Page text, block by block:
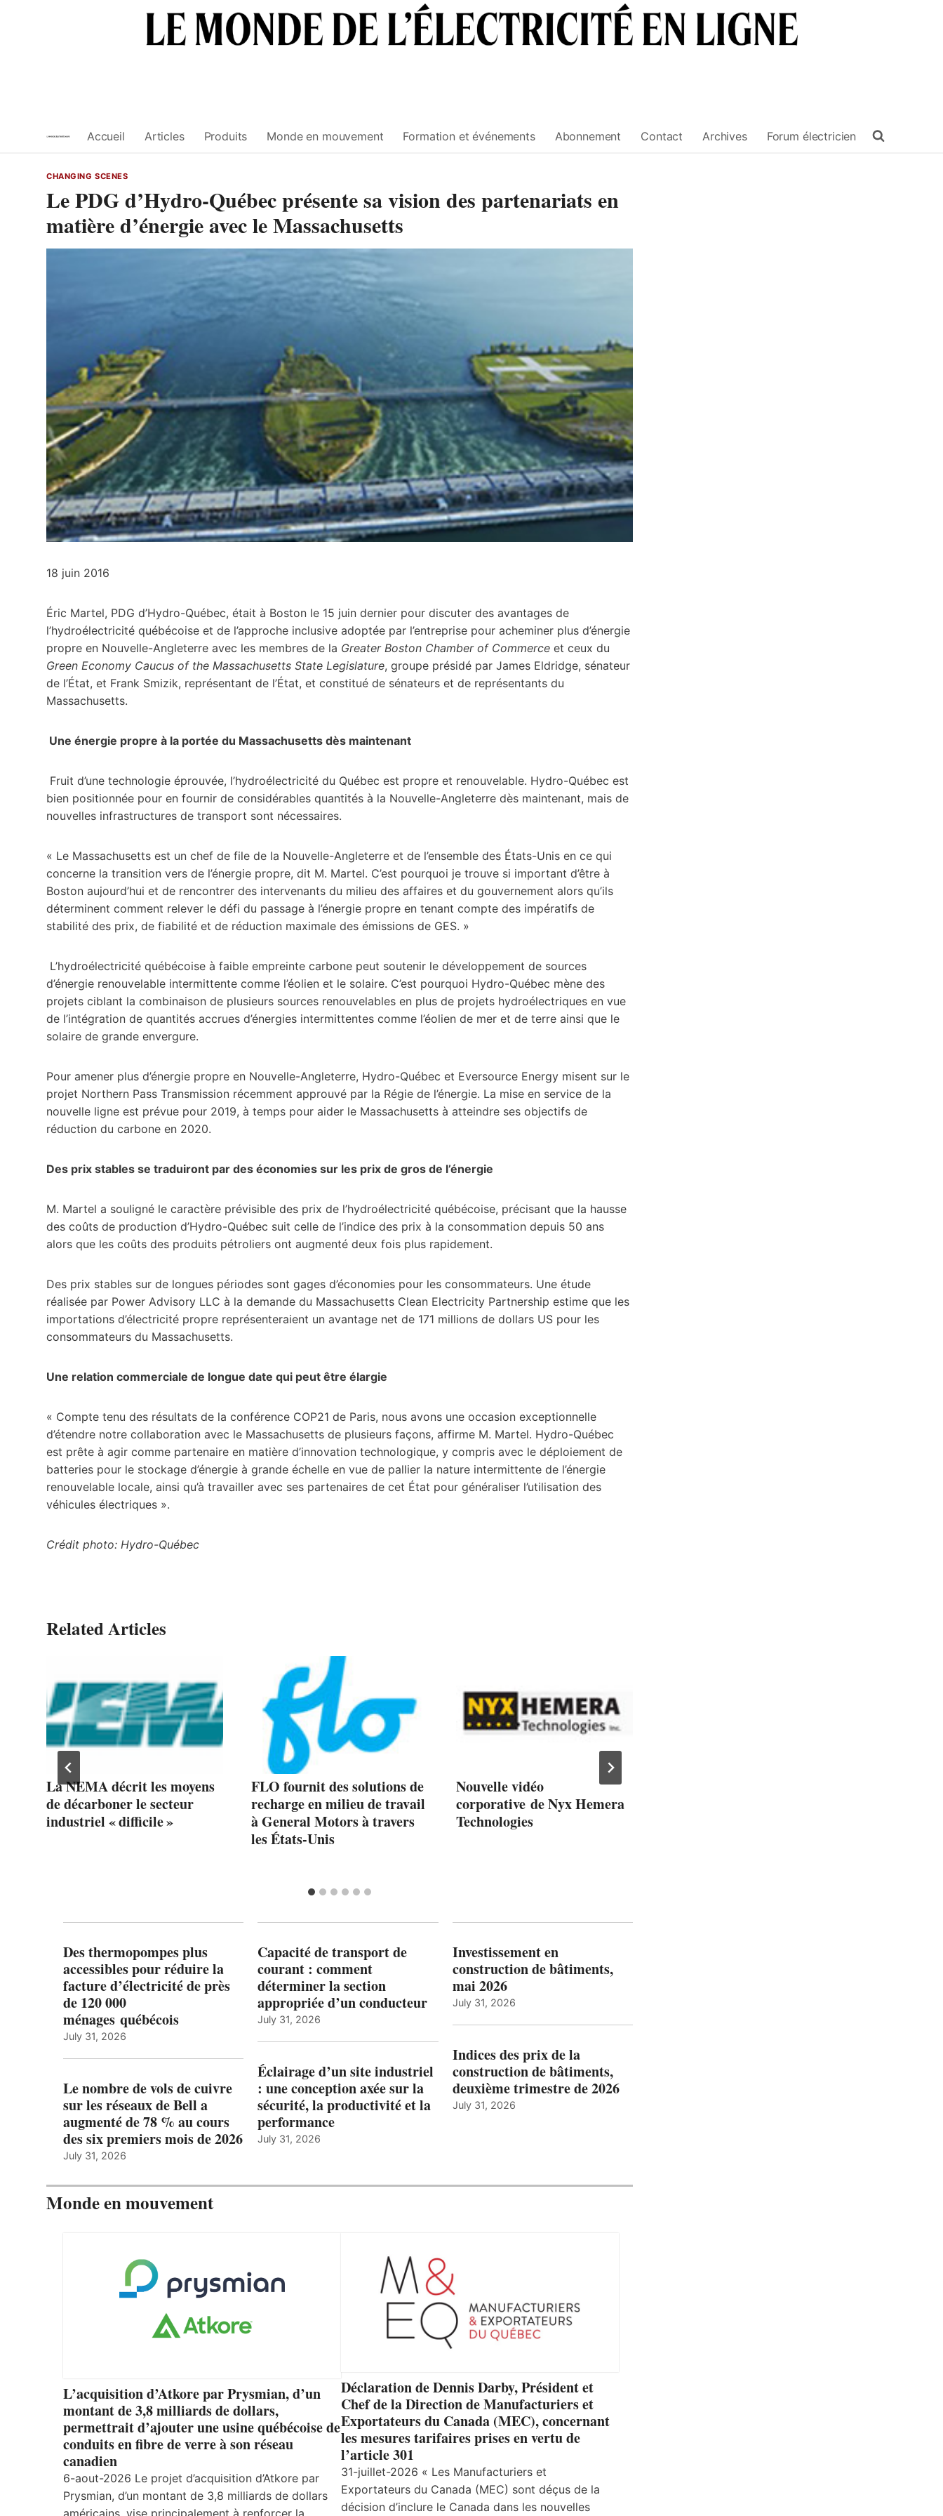
Accueil Articles Produits Monde en mouvement Formation et événements Abonnement Contact Archives Forum électricien
CHANGING SCENES
Le PDG d’Hydro-Québec présente sa vision des partenariats en
matière d’énergie avec le Massachusetts
18 juin 2016
Éric Martel, PDG d’Hydro-Québec, était à Boston le 15 juin dernier pour discuter des avantages de
l’hydroélectricité québécoise et de l’approche inclusive adoptée par l’entreprise pour acheminer plus d’énergie
propre en Nouvelle-Angleterre avec les membres de la Greater Boston Chamber of Commerce et ceux du
Green Economy Caucus of the Massachusetts State Legislature, groupe présidé par James Eldridge, sénateur
de l’État, et Frank Smizik, représentant de l’État, et constitué de sénateurs et de représentants du
Massachusetts.
Une énergie propre à la portée du Massachusetts dès maintenant
Fruit d’une technologie éprouvée, l’hydroélectricité du Québec est propre et renouvelable. Hydro-Québec est
bien positionnée pour en fournir de considérables quantités à la Nouvelle-Angleterre dès maintenant, mais de
nouvelles infrastructures de transport sont nécessaires.
« Le Massachusetts est un chef de file de la Nouvelle-Angleterre et de l’ensemble des États-Unis en ce qui
concerne la transition vers de l’énergie propre, dit M. Martel. C’est pourquoi je trouve si important d’être à
Boston aujourd’hui et de rencontrer des intervenants du milieu des affaires et du gouvernement alors qu’ils
déterminent comment relever le défi du passage à l’énergie propre en tenant compte des impératifs de
stabilité des prix, de fiabilité et de réduction maximale des émissions de GES. »
L’hydroélectricité québécoise à faible empreinte carbone peut soutenir le développement de sources
d’énergie renouvelable intermittente comme l’éolien et le solaire. C’est pourquoi Hydro-Québec mène des
projets ciblant la combinaison de plusieurs sources renouvelables en plus de projets hydroélectriques en vue
de l’intégration de quantités accrues d’énergies intermittentes comme l’éolien de mer et de terre ainsi que le
solaire de grande envergure.
Pour amener plus d’énergie propre en Nouvelle-Angleterre, Hydro-Québec et Eversource Energy misent sur le
projet Northern Pass Transmission récemment approuvé par la Régie de l’énergie. La mise en service de la
nouvelle ligne est prévue pour 2019, à temps pour aider le Massachusetts à atteindre ses objectifs de
réduction du carbone en 2020.
Des prix stables se traduiront par des économies sur les prix de gros de l’énergie
M. Martel a souligné le caractère prévisible des prix de l’hydroélectricité québécoise, précisant que la hausse
des coûts de production d’Hydro-Québec suit celle de l’indice des prix à la consommation depuis 50 ans
alors que les coûts des produits pétroliers ont augmenté deux fois plus rapidement.
Des prix stables sur de longues périodes sont gages d’économies pour les consommateurs. Une étude
réalisée par Power Advisory LLC à la demande du Massachusetts Clean Electricity Partnership estime que les
importations d’électricité propre représenteraient un avantage net de 171 millions de dollars US pour les
consommateurs du Massachusetts.
Une relation commerciale de longue date qui peut être élargie
« Compte tenu des résultats de la conférence COP21 de Paris, nous avons une occasion exceptionnelle
d’étendre notre collaboration avec le Massachusetts de plusieurs façons, affirme M. Martel. Hydro-Québec
est prête à agir comme partenaire en matière d’innovation technologique, y compris avec le déploiement de
batteries pour le stockage d’énergie à grande échelle en vue de pallier la nature intermittente de l’énergie
renouvelable locale, ainsi qu’à travailler avec ses partenaires de cet État pour généraliser l’utilisation des
véhicules électriques ».
Crédit photo: Hydro-Québec
Related Articles
La NEMA décrit les moyens
de décarboner le secteur
industriel « difficile »
FLO fournit des solutions de
recharge en milieu de travail
à General Motors à travers
les États-Unis
Nouvelle vidéo
corporative de Nyx Hemera
Technologies
Des thermopompes plus
accessibles pour réduire la
facture d’électricité de près
de 120 000
ménages québécois
July 31, 2026
Le nombre de vols de cuivre
sur les réseaux de Bell a
augmenté de 78 % au cours
des six premiers mois de 2026
July 31, 2026
Capacité de transport de
courant : comment
déterminer la section
appropriée d’un conducteur
July 31, 2026
Éclairage d’un site industriel
: une conception axée sur la
sécurité, la productivité et la
performance
July 31, 2026
Investissement en
construction de bâtiments,
mai 2026
July 31, 2026
Indices des prix de la
construction de bâtiments,
deuxième trimestre de 2026
July 31, 2026
Monde en mouvement
L’acquisition d’Atkore par Prysmian, d’un
montant de 3,8 milliards de dollars,
permettrait d’ajouter une usine québécoise de
conduits en fibre de verre à son réseau
canadien
6-aout-2026 Le projet d’acquisition d’Atkore par
Prysmian, d’un montant de 3,8 milliards de dollars
Déclaration de Dennis Darby, Président et
Chef de la Direction de Manufacturiers et
Exportateurs du Canada (MEC), concernant
les mesures tarifaires prises en vertu de
l’article 301
31-juillet-2026 « Les Manufacturiers et
Exportateurs du Canada (MEC) sont déçus de la
décision d’inclure le Canada dans les nouvelles